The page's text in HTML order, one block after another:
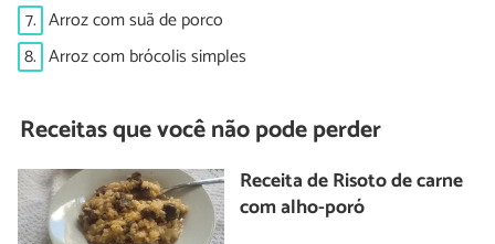
7. Arroz com suã de porco
8. Arroz com brócolis simples
Receitas que você não pode perder
Receita de Risoto de carne
com alho-poró